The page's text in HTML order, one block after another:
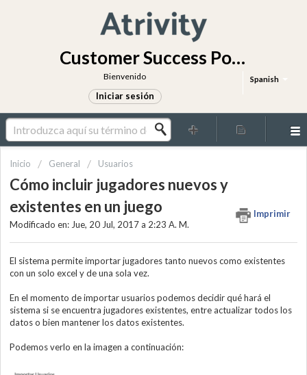
Customer Success Portal
Spanish
Bienvenido
Iniciar sesión
Inicio General Usuarios
Cómo incluir jugadores nuevos y
existentes en un juego
Imprimir
Modificado en: Jue, 20 Jul, 2017 a 2:23 A. M.
El sistema permite importar jugadores tanto nuevos como existentes
con un solo excel y de una sola vez.
En el momento de importar usuarios podemos decidir qué hará el
sistema si se encuentra jugadores existentes, entre actualizar todos los
datos o bien mantener los datos existentes.
Podemos verlo en la imagen a continuación: